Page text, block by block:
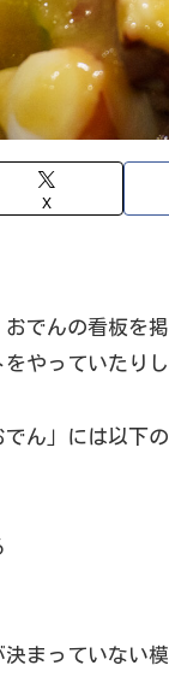
X
でんの看板を
やっていたり
ん」には以下
まっていない